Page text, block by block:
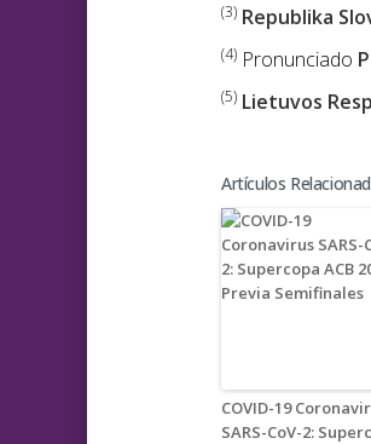
(3) Republika
(4) Pronunciado
(5) Lietuvos
Artículos
COVID-19
SARS-CoV-2: